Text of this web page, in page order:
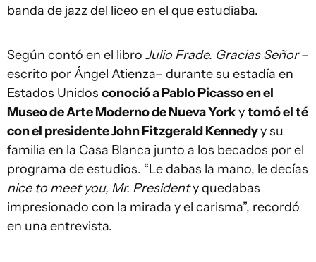
banda de jazz del liceo en el que estudiaba.
Según contó en el libro Julio Frade. Gracias Señor–
escrito por Ángel Atienza– durante su estadía en
Estados Unidos conoció a Pablo Picasso en el
Museo de Arte Moderno de Nueva Yorkytomó el té
con el presidente John Fitzgerald Kennedyy su
familia en la Casa Blanca junto a los becados por el
programa de estudios. “Le dabas la mano, le decías
nice to meet you, Mr. Presidenty quedabas
impresionado con la mirada y el carisma”, recordó
en una entrevista.